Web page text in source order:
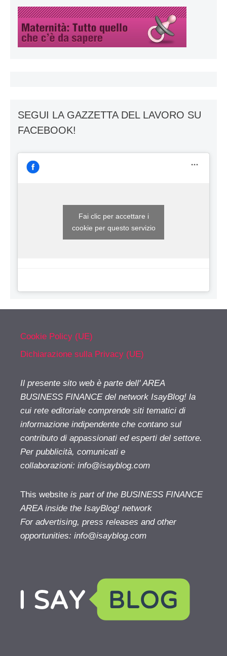
SEGUI LA GAZZETTA DEL LAVORO SU
FACEBOOK!
Fai clic per accettare i
cookie per questo servizio
Cookie Policy (UE)
Dichiarazione sulla Privacy (UE)
Il presente sito web è parte dell' AREA
BUSINESS FINANCE del network IsayBlog! la
cui rete editoriale comprende siti tematici di
informazione indipendente che contano sul
contributo di appassionati ed esperti del settore.
Per pubblicità, comunicati e
collaborazioni: info@isayblog.com
This website is part of the BUSINESS FINANCE
AREA inside the IsayBlog! network
For advertising, press releases and other
opportunities: info@isayblog.com